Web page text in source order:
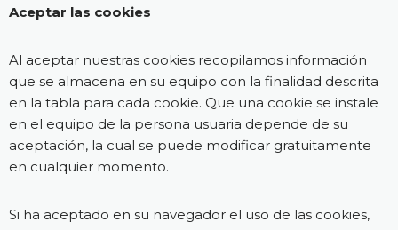
Aceptar las cookies
Al aceptar nuestras cookies recopilamos información
que se almacena en su equipo con la finalidad descrita
en la tabla para cada cookie. Que una cookie se instale
en el equipo de la persona usuaria depende de su
aceptación, la cual se puede modificar gratuitamente
en cualquier momento.
Si ha aceptado en su navegador el uso de las cookies,